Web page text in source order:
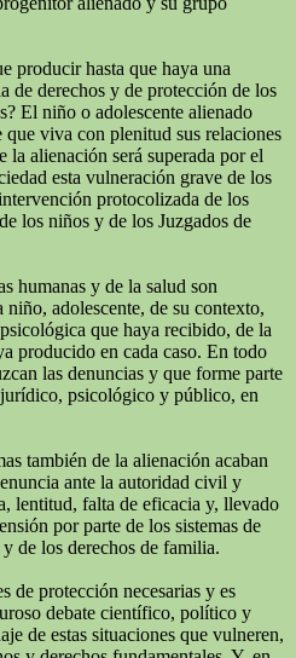
producir hasta que haya una
de derechos y de protección de los
El niño o adolescente alienado
viva con plenitud sus relaciones
la alienación será superada por el
esta vulneración grave de los
protocolizada de los
los niños y de los Juzgados de
humanas y de la salud son
adolescente, de su contexto,
que haya recibido, de la
producido en cada caso. En todo
las denuncias y que forme parte
psicológico y público, en
también de la alienación acaban
ante la autoridad civil y
lentitud, falta de eficacia y, llevado
por parte de los sistemas de
de los derechos de familia.
de protección necesarias y es
debate científico, político y
de estas situaciones que vulneren,